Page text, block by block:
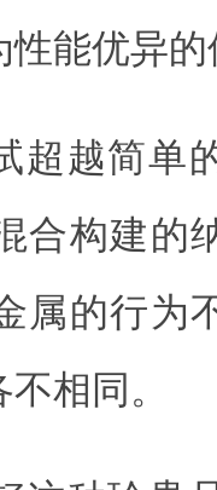
能优异
超越简单
合构建的
属的行为
相同。